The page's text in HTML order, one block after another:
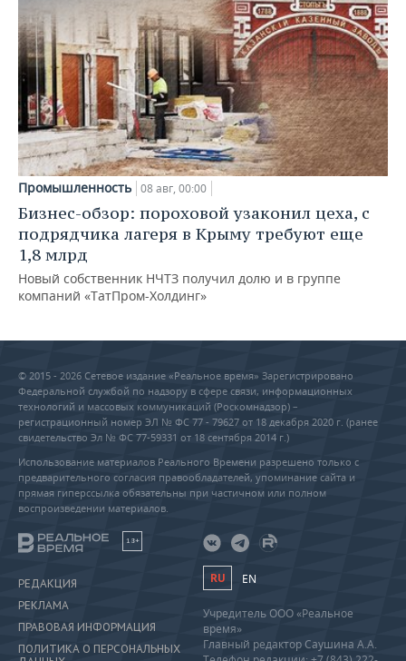
Промышленность 08 авг, 00:00
Бизнес-обзор: пороховой узаконил цеха, с
подрядчика лагеря в Крыму требуют еще
1,8 млрд
Новый собственник НЧТЗ получил долю и в группе
компаний «ТатПром-Холдинг»
© 2015 - 2026 Сетевое издание «Реальное время» Зарегистрировано
Федеральной службой по надзору в сфере связи, информационных
технологий и массовых коммуникаций (Роскомнадзор) –
регистрационный номер ЭЛ № ФС 77 - 79627 от 18 декабря 2020 г. (ранее
свидетельство Эл № ФС 77-59331 от 18 сентября 2014 г.)
Использование материалов Реального Времени разрешено только с
предварительного согласия правообладателей, упоминание сайта и
прямая гиперссылка обязательны при частичном или полном
воспроизведении материалов.
18+
РЕДАКЦИЯ
РЕКЛАМА
ПРАВОВАЯ ИНФОРМАЦИЯ
ПОЛИТИКА О ПЕРСОНАЛЬНЫХ
RU EN
Учредитель ООО «Реальное
время»
Главный редактор Саушина А.А.